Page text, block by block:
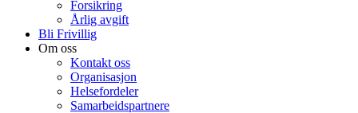
Forsikring
Årlig avgift
Bli Frivillig
Om oss
Kontakt oss
Organisasjon
Helsefordeler
Samarbeidspartnere